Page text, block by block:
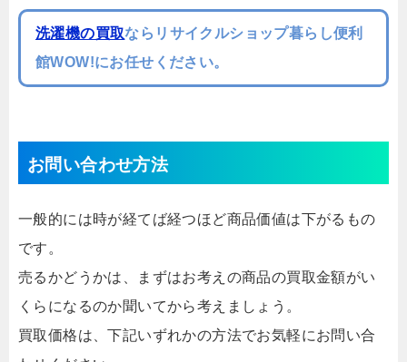
洗濯機の買取ならリサイクルショップ暮らし便利
館WOW!にお任せください。
お問い合わせ方法
一般的には時が経てば経つほど商品価値は下がるもの
です。
売るかどうかは、まずはお考えの商品の買取金額がい
くらになるのか聞いてから考えましょう。
買取価格は、下記いずれかの方法でお気軽にお問い合